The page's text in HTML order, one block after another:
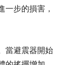
一步的損害，
當避震器開始